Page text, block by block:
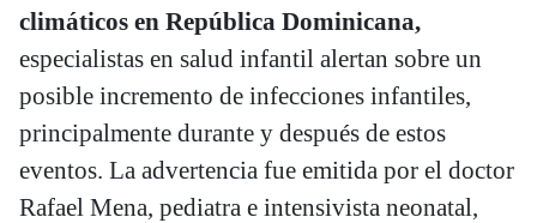
climáticos en República Dominicana,
especialistas en salud infantil alertan sobre un
posible incremento de infecciones infantiles,
principalmente durante y después de estos
eventos. La advertencia fue emitida por el doctor
Rafael Mena, pediatra e intensivista neonatal,